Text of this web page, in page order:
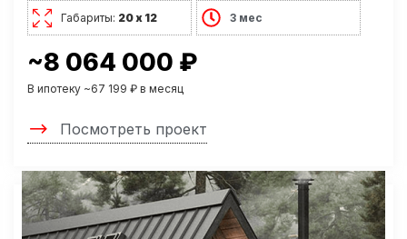
Габариты: 20 х 12 3 мес
~8 064 000 ₽
В ипотеку ~67 199 ₽ в месяц
Посмотреть проект